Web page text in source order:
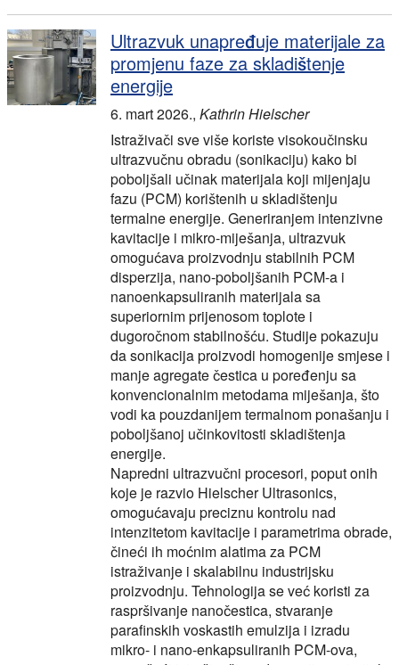
Ultrazvuk unapređuje materijale za
promjenu faze za skladištenje
energije
6. mart 2026., Kathrin Hielscher
Istraživači sve više koriste visokoučinsku
ultrazvučnu obradu (sonikaciju) kako bi
poboljšali učinak materijala koji mijenjaju
fazu (PCM) korištenih u skladištenju
termalne energije. Generiranjem intenzivne
kavitacije i mikro-miješanja, ultrazvuk
omogućava proizvodnju stabilnih PCM
disperzija, nano-poboljšanih PCM-a i
nanoenkapsuliranih materijala sa
superiornim prijenosom toplote i
dugoročnom stabilnošću. Studije pokazuju
da sonikacija proizvodi homogenije smjese i
manje agregate čestica u poređenju sa
konvencionalnim metodama miješanja, što
vodi ka pouzdanijem termalnom ponašanju i
poboljšanoj učinkovitosti skladištenja
energije.
Napredni ultrazvučni procesori, poput onih
koje je razvio Hielscher Ultrasonics,
omogućavaju preciznu kontrolu nad
intenzitetom kavitacije i parametrima obrade,
čineći ih moćnim alatima za PCM
istraživanje i skalabilnu industrijsku
proizvodnju. Tehnologija se već koristi za
raspršivanje nanočestica, stvaranje
parafinskih voskastih emulzija i izradu
mikro- i nano-enkapsuliranih PCM-ova,